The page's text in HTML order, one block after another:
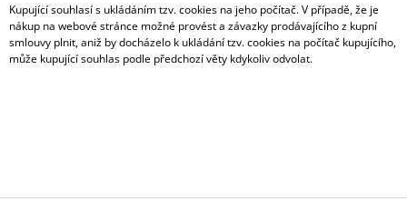
Kupující souhlasí s ukládáním tzv. cookies na jeho počítač. V případě, že je
nákup na webové stránce možné provést a závazky prodávajícího z kupní
smlouvy plnit, aniž by docházelo k ukládání tzv. cookies na počítač kupujícího,
může kupující souhlas podle předchozí věty kdykoliv odvolat.